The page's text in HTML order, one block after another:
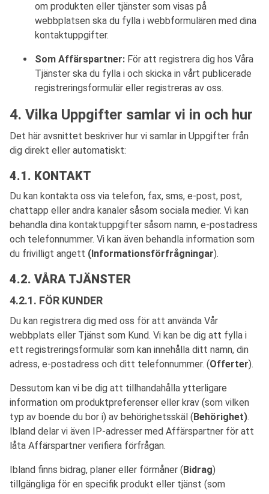
om produkten eller tjänster som visas på
webbplatsen ska du fylla i webbformulären med dina
kontaktuppgifter.
Som Affärspartner: För att registrera dig hos Våra
Tjänster ska du fylla i och skicka in vårt publicerade
registreringsformulär eller registreras av oss.
4. Vilka Uppgifter samlar vi in och hur
Det här avsnittet beskriver hur vi samlar in Uppgifter från
dig direkt eller automatiskt:
4.1. KONTAKT
Du kan kontakta oss via telefon, fax, sms, e-post, post,
chattapp eller andra kanaler såsom sociala medier. Vi kan
behandla dina kontaktuppgifter såsom namn, e-postadress
och telefonnummer. Vi kan även behandla information som
du frivilligt angett (Informationsförfrågningar).
4.2. VÅRA TJÄNSTER
4.2.1. FÖR KUNDER
Du kan registrera dig med oss för att använda Vår
webbplats eller Tjänst som Kund. Vi kan be dig att fylla i
ett registreringsformulär som kan innehålla ditt namn, din
adress, e-postadress och ditt telefonnummer. (Offerter).
Dessutom kan vi be dig att tillhandahålla ytterligare
information om produktpreferenser eller krav (som vilken
typ av boende du bor i) av behörighetsskäl (Behörighet).
Ibland delar vi även IP-adresser med Affärspartner för att
låta Affärspartner verifiera förfrågan.
Ibland finns bidrag, planer eller förmåner (Bidrag)
tillgängliga för en specifik produkt eller tjänst (som